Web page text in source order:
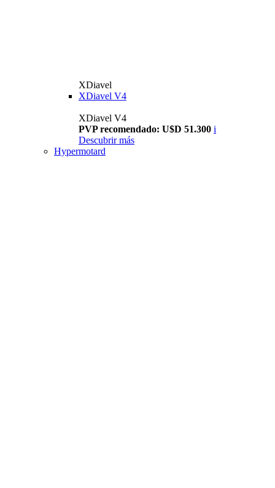
XDiavel
XDiavel V4
XDiavel V4
PVP recomendado: U$D 51.300 i
Descubrir más
Hypermotard